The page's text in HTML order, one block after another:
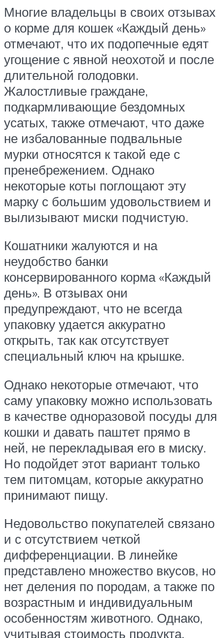
Многие владельцы в своих отзывах
о корме для кошек «Каждый день»
отмечают, что их подопечные едят
угощение с явной неохотой и после
длительной голодовки.
Жалостливые граждане,
подкармливающие бездомных
усатых, также отмечают, что даже
не избалованные подвальные
мурки относятся к такой еде с
пренебрежением. Однако
некоторые коты поглощают эту
марку с большим удовольствием и
вылизывают миски подчистую.
Кошатники жалуются и на
неудобство банки
консервированного корма «Каждый
день». В отзывах они
предупреждают, что не всегда
упаковку удается аккуратно
открыть, так как отсутствует
специальный ключ на крышке.
Однако некоторые отмечают, что
саму упаковку можно использовать
в качестве одноразовой посуды для
кошки и давать паштет прямо в
ней, не перекладывая его в миску.
Но подойдет этот вариант только
тем питомцам, которые аккуратно
принимают пищу.
Недовольство покупателей связано
и с отсутствием четкой
дифференциации. В линейке
представлено множество вкусов, но
нет деления по породам, а также по
возрастным и индивидуальным
особенностям животного. Однако,
учитывая стоимость продукта,